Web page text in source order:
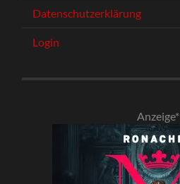
Datenschutzerklärung
Login
Anzeige*